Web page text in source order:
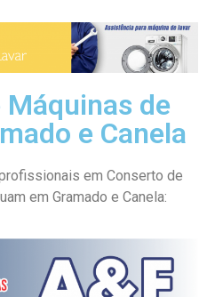
de
e Canela
em Conserto de
em Gramado e Canela: